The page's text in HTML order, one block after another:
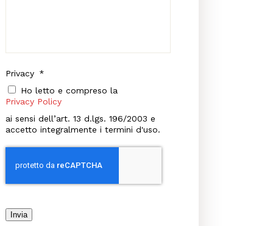
Privacy *
Ho letto e compreso la
Privacy Policy
ai sensi dell’art. 13 d.lgs. 196/2003 e
accetto integralmente i termini d'uso.
Invia